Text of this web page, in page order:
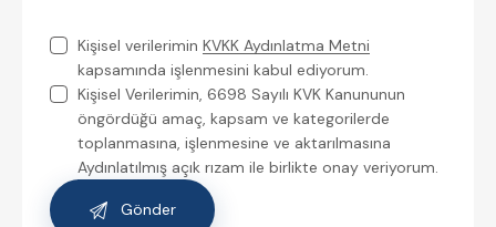
Kişisel verileriminKVKK Aydınlatma Metni
kapsamında işlenmesini kabul ediyorum.
Kişisel Verilerimin, 6698 Sayılı KVK Kanununun
öngördüğü amaç, kapsam ve kategorilerde
toplanmasına, işlenmesine ve aktarılmasına
Aydınlatılmış açık rızam ile birlikte onay veriyorum.